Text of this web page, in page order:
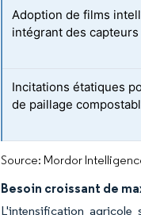
Adoption de films
intégrant des capteurs
Incitations étatiques
de paillage
Source: Mordor
Besoin croissant de
L'intensification